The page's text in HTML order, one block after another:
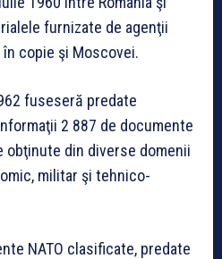
furnizate de agenţii
copie şi Moscovei.
fuseseră predate
2 887 de documente
obţinute din diverse domenii
militar şi tehnico-
NATO clasificate, predate